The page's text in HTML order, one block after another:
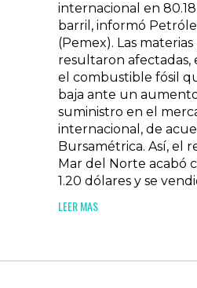
internacional en
barril, informó
(Pemex). Las
resultaron afectadas,
el combustible fósil
baja ante un
suministro en el
internacional, de
Bursamétrica. Así, el
Mar del Norte acabó
1.20 dólares y se
LEER MAS